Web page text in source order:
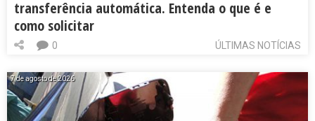
transferência automática. Entenda o que é e
como solicitar
ÚLTIMAS NOTÍCIAS
0
7 de agosto de 2026